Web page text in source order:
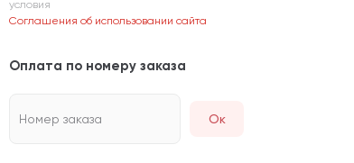
условия
Соглашения об использовании сайта
Оплата по номеру заказа
Номер заказа Ок